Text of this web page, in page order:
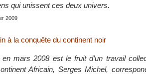
qui unissent ces deux univers.
2009
à la conquête du continent noir
mars 2008 est le fruit d’un travail
Africain, Serges Michel,